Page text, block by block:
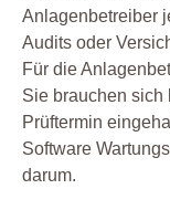
Anlagenbetreiber
Audits oder
Für die
Sie brauchen sich
Prüftermin
Software
darum.